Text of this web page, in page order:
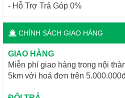
- Hỗ Trợ Trả Góp 0%
CHÍNH SÁCH GIAO HÀNG
GIAO HÀNG
Miễn phí giao hàng trong nội
5km với hoá đơn trên